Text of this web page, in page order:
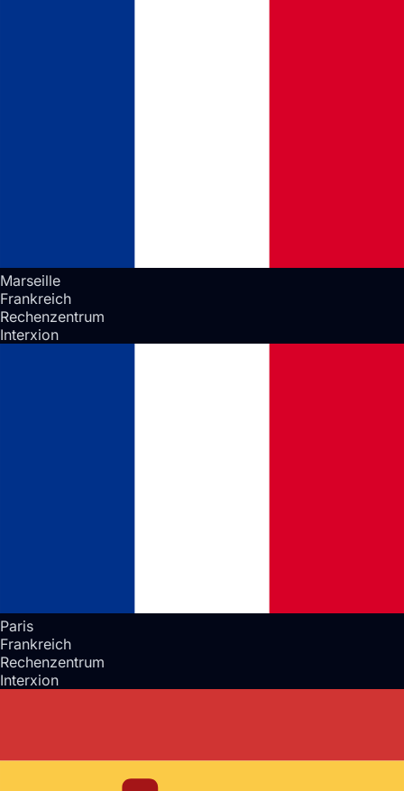
Marseille
Frankreich
Rechenzentrum
Interxion
Paris
Frankreich
Rechenzentrum
Interxion